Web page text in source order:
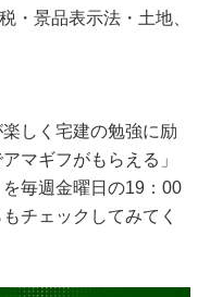
景品表示法・土地、
しく宅建の勉強に励
マギフがもらえる」
毎週金曜日の19：00
チェックしてみてく